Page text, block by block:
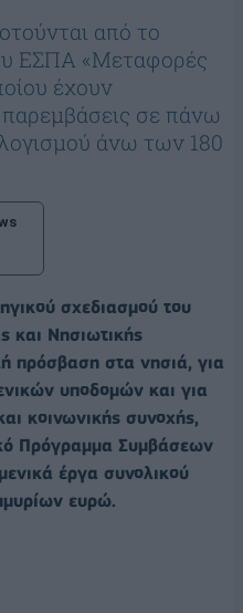
από το
ΕΣΠΑ «Μεταφορές
έχουν
παρεμβάσεις σε πάνω
άνω των 180
σχεδιασμού του
και Νησιωτικής
πρόσβαση στα νησιά, για
υποδομών και για
κοινωνικής συνοχής,
Πρόγραμμα Συμβάσεων
έργα συνολικού
ευρώ.